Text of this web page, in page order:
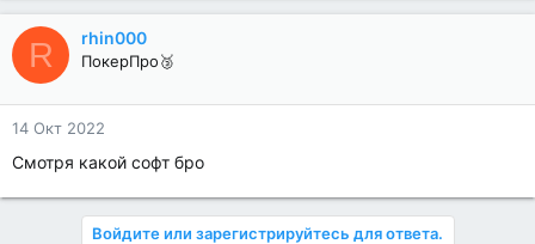
R rhin000
ПокерПро🥉
14 Окт 2022
Смотря какой софт бро
Войдите или зарегистрируйтесь для ответа.